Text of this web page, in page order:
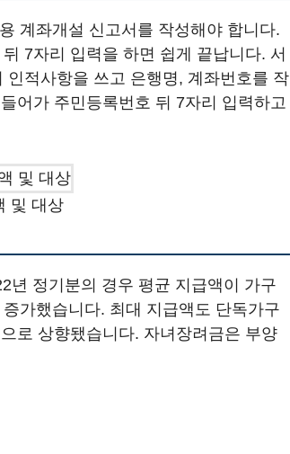
계좌개설 신고서를 작성해야 합니다.
7자리 입력을 하면 쉽게 끝납니다. 서
적사항을 쓰고 은행명, 계좌번호를 작
어가 주민등록번호 뒤 7자리 입력하고
및 대상
년 정기분의 경우 평균 지급액이 가구
가했습니다. 최대 지급액도 단독가구
로 상향됐습니다. 자녀장려금은 부양